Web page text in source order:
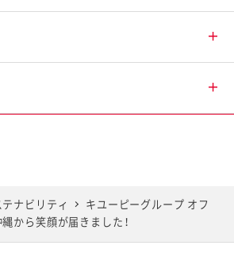
テナビリティ
キユーピーグループ オフ
縄から笑顔が届きました！